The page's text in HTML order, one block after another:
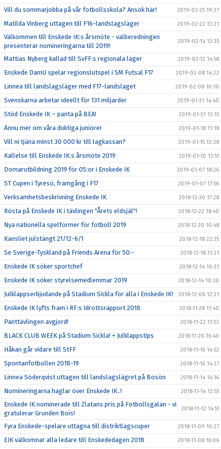
Vill du sommarjobba på vår fotbollsskola? Ansök här! 2019-02-25 19:37
Matilda Vinberg uttagen till F16-landslagsläger 2019-02-22 13:21
Välkommen till Enskede IK:s årsmöte - valberedningen
presenterar nomineringarna till 2019!
2019-02-14 13:35
Mattias Nyberg kallad till SvFF:s regionala läger 2019-02-12 14:58
Enskede DamU spelar regionslutspel i SM Futsal F17 2019-02-08 14:22
Linnea till landslagsläger med F17-landslaget 2019-02-08 10:10
Svenskarna arbetar ideellt för 131 miljarder 2019-01-31 14:40
Stöd Enskede IK – panta på BEA! 2019-01-31 12:15
Ännu mer om våra duktiga juniorer 2019-01-18 11:18
Vill ni tjäna minst 30 000 kr till lagkassan? 2019-01-15 12:38
Kallelse till Enskede IK:s årsmöte 2019 2019-01-10 13:51
Domarutbildning 2019 för 05:or i Enskede IK 2019-01-07 18:26
ST Cupen i Tyresö, framgång i F17 2019-01-07 17:56
Verksamhetsbeskrivning Enskede IK 2018-12-30 17:28
Rösta på Enskede IK i tävlingen "Årets eldsjäl"! 2018-12-22 18:40
Nya nationella spelformer för fotboll 2019 2018-12-20 10:48
Kansliet julstängt 21/12-6/1 2018-12-18 22:25
Se Sverige-Tyskland på Friends Arena för 50:- 2018-12-18 11:21
Enskede IK söker sportchef 2018-12-14 10:31
Enskede IK söker styrelsemedlemmar 2019 2018-12-14 10:30
Julklappserbjudande på Stadium Sickla för alla i Enskede IK! 2018-12-06 12:21
Enskede IK lyfts fram i RF:s Idrottsrapport 2018 2018-11-28 11:40
Panttävlingen avgjord! 2018-11-22 11:53
BLACK CLUB WEEK på Stadium Sickla! + Julklappstips 2018-11-20 16:40
Håkan går vidare till StFF 2018-11-16 14:52
Spontanfotbollen 2018-19 2018-11-16 14:37
Linnea Söderqvist uttagen till landslagslägret på Bosön 2018-11-14 14:16
Nomineringarna haglar över Enskede IK..! 2018-11-14 12:55
Enskede IK nominerade till Zlatans pris på Fotbollsgalan - vi
gratulerar Grunden Bois!
2018-11-12 14:51
Fyra Enskede-spelare uttagna till distriktlagscuper 2018-11-09 10:27
EIK välkomnar alla ledare till Enskededagen 2018 2018-11-08 16:06